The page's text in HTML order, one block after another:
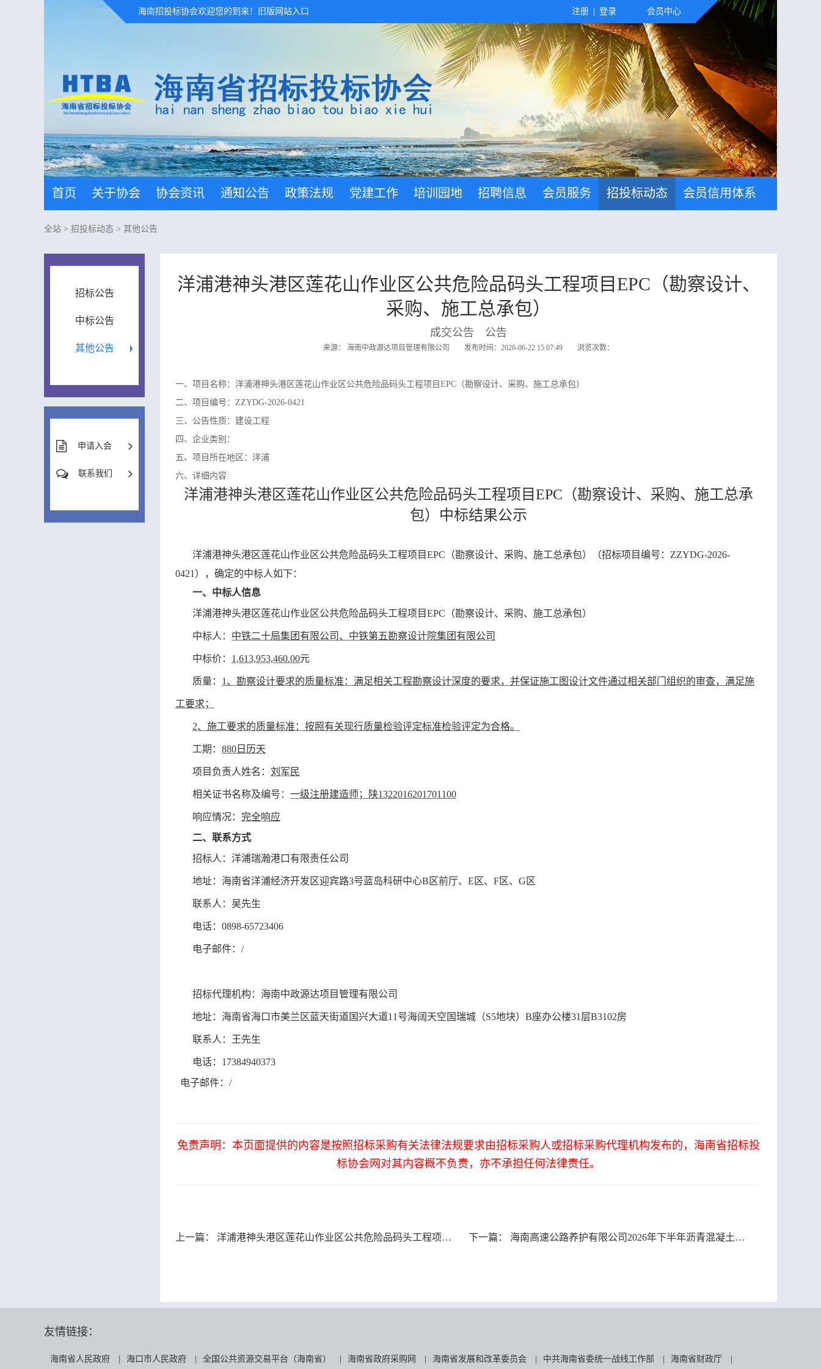
海南招投标协会欢迎您的到来！ 旧版网站入口 注册 登录 会员中心
首页 关于协会 协会资讯 通知公告 政策法规 党建工作 培训园地 招聘信息 会员服务 招投标动态 会员信用体系
全站 > 招投标动态 > 其他公告
招标公告
中标公告
其他公告
申请入会
联系我们
洋浦港神头港区莲花山作业区公共危险品码头工程项目EPC（勘察设计、
采购、施工总承包）
成交公告 公告
来源： 海南中政源达项目管理有限公司 发布时间：2026-06-22 15:07:49 浏览次数：
一、项目名称：洋浦港神头港区莲花山作业区公共危险品码头工程项目EPC（勘察设计、采购、施工总承包）
二、项目编号：ZZYDG-2026-0421
三、公告性质：建设工程
四、企业类别：
五、项目所在地区：洋浦
六、详细内容:
洋浦港神头港区莲花山作业区公共危险品码头工程项目EPC（勘察设计、采购、施工总承
包）中标结果公示
洋浦港神头港区莲花山作业区公共危险品码头工程项目EPC（勘察设计、采购、施工总承包）（招标项目编号：ZZYDG-2026-
0421），确定的中标人如下：
一、中标人信息
洋浦港神头港区莲花山作业区公共危险品码头工程项目EPC（勘察设计、采购、施工总承包）
中标人： 中铁二十局集团有限公司、中铁第五勘察设计院集团有限公司
中标价： 1,613,953,460.00元
质量： 1、勘察设计要求的质量标准：满足相关工程勘察设计深度的要求，并保证施工图设计文件通过相关部门组织的审查，满足施
工要求；
2、施工要求的质量标准：按照有关现行质量检验评定标准检验评定为合格。
工期： 880日历天
项目负责人姓名： 刘军民
相关证书名称及编号： 一级注册建造师；陕1322016201701100
响应情况： 完全响应
二、联系方式
招标人：洋浦瑞瀚港口有限责任公司
地址：海南省洋浦经济开发区迎宾路3号蓝岛科研中心B区前厅、E区、F区、G区
联系人：吴先生
电话： 0898-65723406
电子邮件： /
招标代理机构：海南中政源达项目管理有限公司
地址：海南省海口市美兰区蓝天街道国兴大道11号海阔天空国瑞城（S5地块）B座办公楼31层B3102房
联系人：王先生
电话： 17384940373
电子邮件： /
免责声明：本页面提供的内容是按照招标采购有关法律法规要求由招标采购人或招标采购代理机构发布的，海南省招标投
标协会网对其内容概不负责，亦不承担任何法律责任。
上一篇： 洋浦港神头港区莲花山作业区公共危险品码头工程项目（代建管理） 下一篇： 海南高速公路养护有限公司2026年下半年沥青混凝土框架协议采购项目 入围候选人公示
友情链接：
海南省人民政府 海口市人民政府 全国公共资源交易平台（海南省） 海南省政府采购网 海南省发展和改革委员会 中共海南省委统一战线工作部 海南省财政厅